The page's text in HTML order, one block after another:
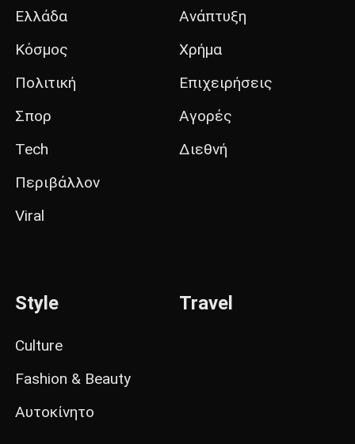
Ελλάδα
Κόσμος
Πολιτική
Σπορ
Tech
Περιβάλλον
Viral
Ανάπτυξη
Χρήμα
Επιχειρήσεις
Αγορές
Διεθνή
Style
Culture
Fashion & Beauty
Αυτοκίνητο
Travel